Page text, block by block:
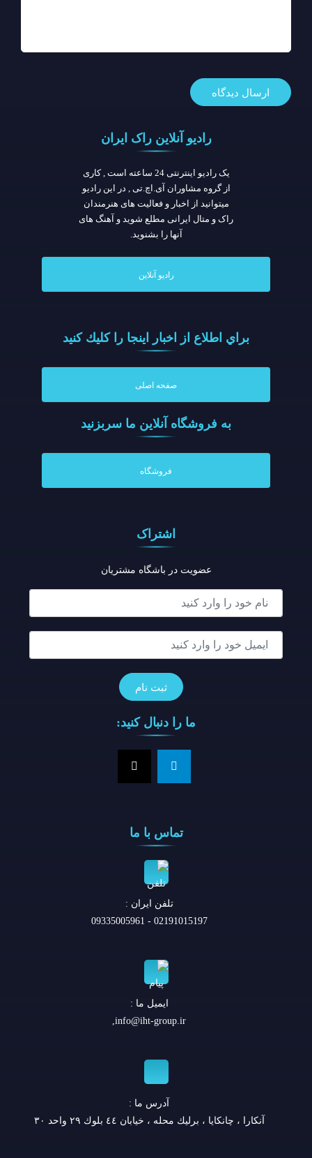
رادیو آنلاین راک ایران
یک رادیو اینترنتی 24 ساعته است , کاری
از گروه مشاوران آی.اچ.تی , در این رادیو
میتوانید از اخبار و فعالیت های هنرمندان
راک و متال ایرانی مطلع شوید و آهنگ های
آنها را بشنوید.
رادیو آنلاین
براي اطلاع از اخبار اينجا را كليك كنيد
صفحه اصلی
به فروشگاه آنلاين ما سربزنيد
فروشگاه
اشتراک
عضویت در باشگاه مشتریان
ما را دنبال کنید:
تماس با ما
تلفن ايران :
02191015197 - 09335005961
ایمیل ما :
info@iht-group.ir
,
آدرس ما :
آنكارا ، چانكايا ، برليك محله ، خيابان ٤٤ بلوك ٢٩ واحد ٣٠